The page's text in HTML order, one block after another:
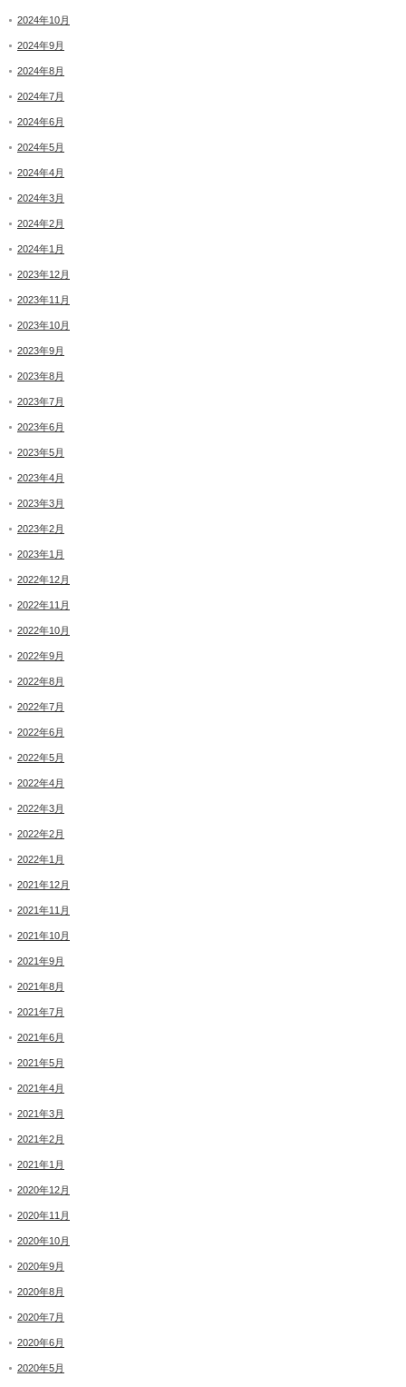
2024年10月
2024年9月
2024年8月
2024年7月
2024年6月
2024年5月
2024年4月
2024年3月
2024年2月
2024年1月
2023年12月
2023年11月
2023年10月
2023年9月
2023年8月
2023年7月
2023年6月
2023年5月
2023年4月
2023年3月
2023年2月
2023年1月
2022年12月
2022年11月
2022年10月
2022年9月
2022年8月
2022年7月
2022年6月
2022年5月
2022年4月
2022年3月
2022年2月
2022年1月
2021年12月
2021年11月
2021年10月
2021年9月
2021年8月
2021年7月
2021年6月
2021年5月
2021年4月
2021年3月
2021年2月
2021年1月
2020年12月
2020年11月
2020年10月
2020年9月
2020年8月
2020年7月
2020年6月
2020年5月